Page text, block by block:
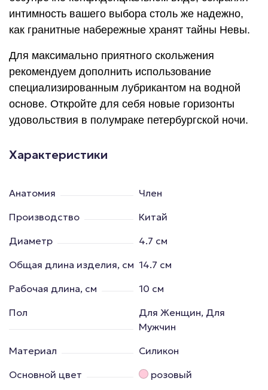
интимность вашего выбора столь же надежно,
как гранитные набережные хранят тайны Невы.
Для максимально приятного скольжения
рекомендуем дополнить использование
специализированным лубрикантом на водной
основе. Откройте для себя новые горизонты
удовольствия в полумраке петербургской ночи.
Характеристики
Анатомия
Член
Производство
Китай
Диаметр
4.7 см
Общая длина изделия, см 14.7 см
Рабочая длина, см
10 см
Пол
Для Женщин, Для
Мужчин
Материал
Силикон
Основной цвет
розовый